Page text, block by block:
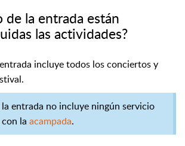
de la entrada están
las actividades?
incluye todos los conciertos y
entrada no incluye ningún servicio
la acampada.